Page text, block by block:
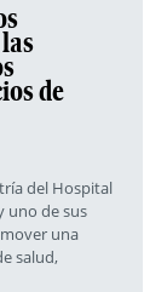
de
del Hospital
uno de sus
una
salud,